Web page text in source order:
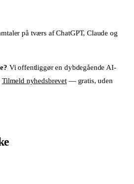
på tværs af ChatGPT, Claude og
Vi offentliggør en dybdegående AI-
Tilmeld nyhedsbrevet— gratis, uden